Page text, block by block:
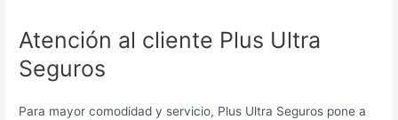
Atención al cliente Plus Ultra
Seguros
Para mayor comodidad y servicio, Plus Ultra Seguros pone a